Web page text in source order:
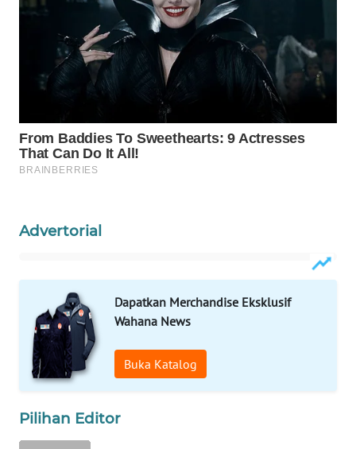
Advertorial
Dapatkan Merchandise Eksklusif
Wahana News
Buka Katalog
Pilihan Editor
SPORT
WAHANA
WAHANA
SELEB
WAHANA
HEALTH
WAHANA
DESA